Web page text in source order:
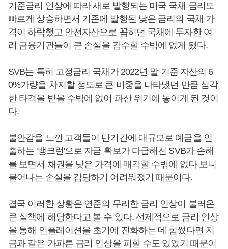
기준금리 인상에 따라 새로 발행되는 미국 국채 금리도
빠르게 상승하면서 기존에 발행된 낮은 금리의 국채 가
격이 하락했고 안전자산으로 꼽히던 국채에 투자한 여
러 금융기관들이 큰 손실을 감수할 수밖에 없게 됐다.
SVB는 특히 고정금리 국채가 2022년 말 기준 자산의 6
0%가량을 차지할 정도로 큰 비중을 나타냈던 만큼 심각
한 타격을 받을 수밖에 없어 파산 위기에 놓이게 된 것이
다.
불안감을 느낀 고객들이 단기간에 대규모로 예금을 인
출하는 '뱅크런'으로 자금 확보가 다급해진 SVB가 손해
를 보면서 채권을 낮은 가격에 매각할 수밖에 없다 보니
불어나는 손실을 감당하기 어려워졌기 때문이다.
결국 이러한 상황은 연준의 무리한 금리 인상이 불러온
큰 실책에 해당한다고 볼 수 있다. 선제적으로 금리 인상
을 통해 인플레이션을 초기에 진화하는 데 힘썼다면 지
금과 같은 가파른 금리 인상을 피할 수도 있었기 때문이